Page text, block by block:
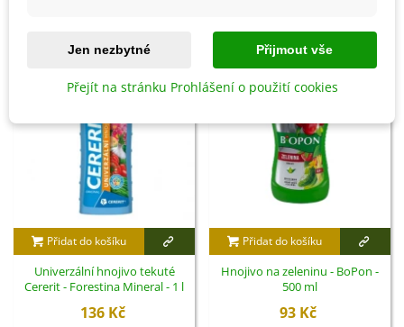
Přidat do košíku
Univerzální hnojivo tekuté
Cererit - Forestina Mineral - 1 l
136 Kč
Přidat do košíku
Hnojivo na zeleninu - BoPon -
500 ml
93 Kč
Jen nezbytné Přijmout vše
Přejít na stránku Prohlášení o použití cookies